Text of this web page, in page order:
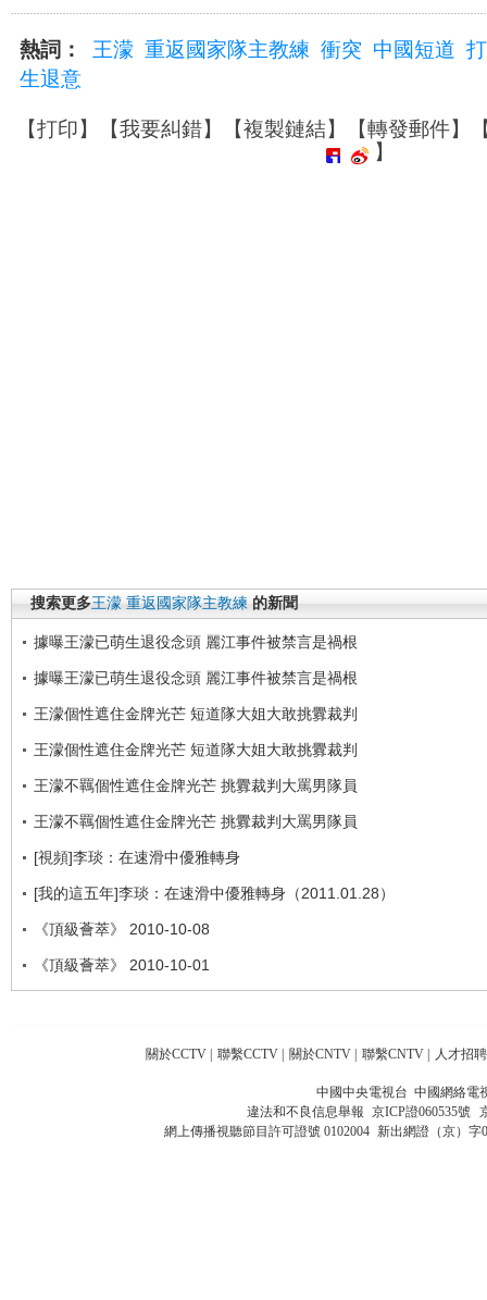
熱詞： 王濛 重返國家隊主教練 衝突 中國短道
生退意
【打印】【我要糾錯】【複製鏈結】【轉發郵件】
】
搜索更多王濛 重返國家隊主教練 的新聞
據曝王濛已萌生退役念頭 麗江事件被禁言是禍根
據曝王濛已萌生退役念頭 麗江事件被禁言是禍根
王濛個性遮住金牌光芒 短道隊大姐大敢挑釁裁判
王濛個性遮住金牌光芒 短道隊大姐大敢挑釁裁判
王濛不羈個性遮住金牌光芒 挑釁裁判大罵男隊員
王濛不羈個性遮住金牌光芒 挑釁裁判大罵男隊員
[視頻]李琰：在速滑中優雅轉身
[我的這五年]李琰：在速滑中優雅轉身（2011.01.28）
《頂級薈萃》 2010-10-08
《頂級薈萃》 2010-10-01
關於CCTV | 聯繫CCTV | 關於CNTV | 聯繫CNTV | 人才招聘
中國中央電視台 中國網絡電
違法和不良信息舉報 京ICP證060535號
網上傳播視聽節目許可證號 0102004 新出網證（京）